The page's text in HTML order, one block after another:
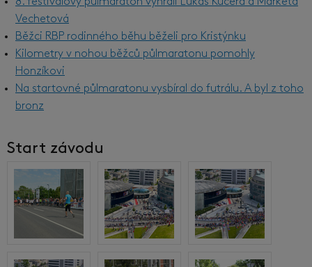
8. festivalový půlmaraton vyhráli Lukáš Kučera a Markéta
Vechetová
Běžci RBP rodinného běhu běželi pro Kristýnku
Kilometry v nohou běžců půlmaratonu pomohly
Honzíkovi
Na startovné půlmaratonu vysbíral do futrálu. A byl z toho
bronz
Start závodu